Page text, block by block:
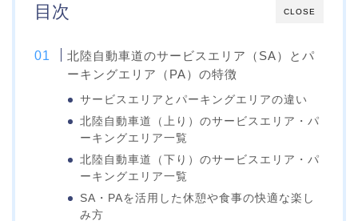
CLOSE
目次
北陸自動車道のサービスエリア（SA）とパ
ーキングエリア（PA）の特徴
サービスエリアとパーキングエリアの違い
北陸自動車道（上り）のサービスエリア・パ
ーキングエリア一覧
北陸自動車道（下り）のサービスエリア・パ
ーキングエリア一覧
SA・PAを活用した休憩や食事の快適な楽し
み方